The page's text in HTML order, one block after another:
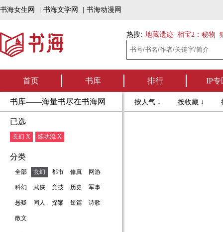
书海女生网 书海文学网 书海动漫网
热搜: 地藏遗迹 相宝2：秘物
首页 书库 排行 IP专
书库——海量书尽在书海网
已选
玄幻 X 练功流 X
分类
全部 玄幻 都市 修真 网游
科幻 武侠 竞技 历史 军事
悬疑 同人 探案 短篇 诗歌
散文
按人气 ↓ 按收藏 ↓